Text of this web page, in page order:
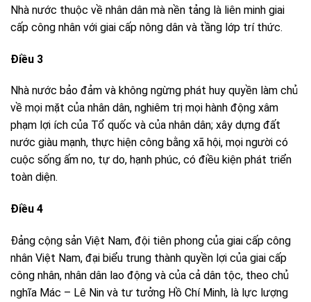
Nhà nước thuộc về nhân dân mà nền tảng là liên minh giai
cấp công nhân với giai cấp nông dân và tầng lớp trí thức.
Điều 3
Nhà nước bảo đảm và không ngừng phát huy quyền làm chủ
về mọi mặt của nhân dân, nghiêm trị mọi hành động xâm
phạm lợi ích của Tổ quốc và của nhân dân; xây dựng đất
nước giàu mạnh, thực hiện công bằng xã hội, mọi người có
cuộc sống ấm no, tự do, hạnh phúc, có điều kiện phát triển
toàn diện.
Điều 4
Đảng cộng sản Việt Nam, đội tiên phong của giai cấp công
nhân Việt Nam, đại biểu trung thành quyền lợi của giai cấp
công nhân, nhân dân lao động và của cả dân tộc, theo chủ
nghĩa Mác – Lê Nin và tư tưởng Hồ Chí Minh, là lực lượng